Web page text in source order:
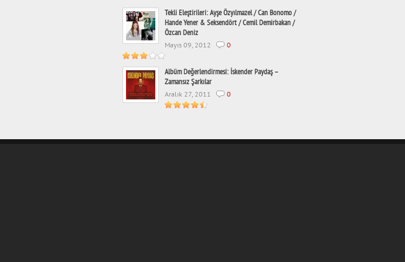
Tekli Eleştirileri: Ayşe Özyılmazel / Can Bonomo /
Hande Yener & Seksendört / Cemil Demirbakan /
Özcan Deniz
Mayıs 09, 2012 0
Albüm Değerlendirmesi: İskender Paydaş –
Zamansız Şarkılar
Aralık 27, 2011 0